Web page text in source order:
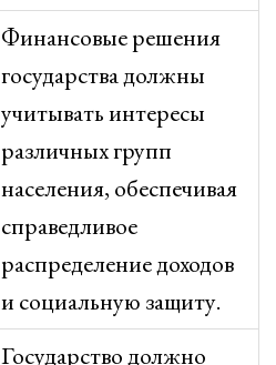
Финансовые решения
государства должны
учитывать интересы
различных групп
населения, обеспечивая
справедливое
распределение доходов
и социальную защиту.
Государство должно